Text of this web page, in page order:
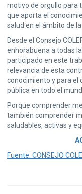
motivo de orgullo para
que aporta el
salud en el ámbito de
Desde el Consejo
enhorabuena a todas
participado en este
relevancia de esta
conocimiento y para el
pública en todo el
Porque comprender
también comprender
saludables, activas y
Fuente: CONSEJO